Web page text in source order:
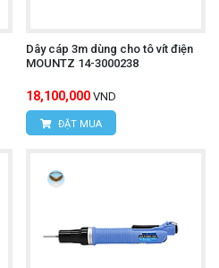
Dây cáp 3m dùng cho tô vít điện
MOUNTZ 14-3000238
18,100,000 VND
ĐẶT MUA